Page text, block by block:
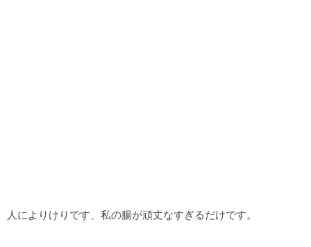
人によりけりです、私の腸が頑丈なすぎるだけです。